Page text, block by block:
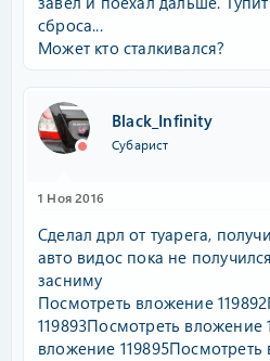
сброса...
Может кто сталкивался?
Black_Infinity
Субарист
1 Ноя 2016
Сделал дрл от туарега,
авто видос пока не
засниму
Посмотреть вложение 119892
119893Посмотреть вложение
вложение 119895Посмотреть